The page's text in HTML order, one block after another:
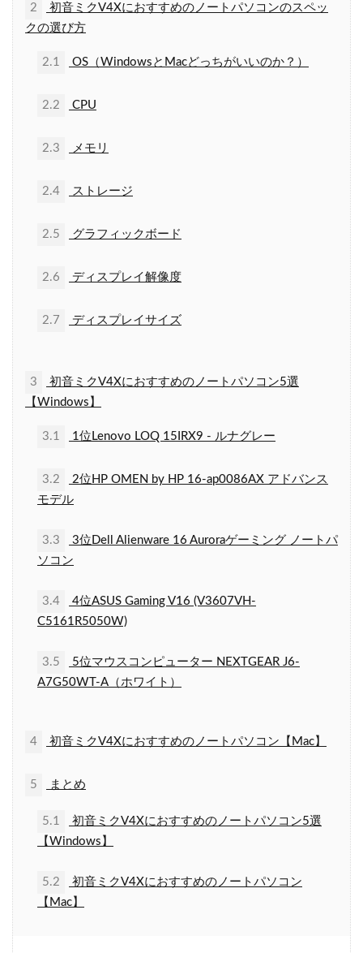
2
初音ミクV4Xにおすすめのノートパソコンのスペッ
クの選び方
2.1 OS（WindowsとMacどっちがいいのか？）
2.2 CPU
2.3 メモリ
2.4 ストレージ
2.5 グラフィックボード
2.6 ディスプレイ解像度
2.7 ディスプレイサイズ
3
初音ミクV4Xにおすすめのノートパソコン5選
【Windows】
3.1 1位Lenovo LOQ 15IRX9 - ルナグレー
3.2
2位HP OMEN by HP 16-ap0086AX アドバンス
モデル
3.3
3位Dell Alienware 16 Auroraゲーミング ノートパ
ソコン
3.4
4位ASUS Gaming V16 (V3607VH-
C5161R5050W)
3.5
5位マウスコンピューター NEXTGEAR J6-
A7G50WT-A（ホワイト）
4 初音ミクV4Xにおすすめのノートパソコン【Mac】
5 まとめ
5.1
初音ミクV4Xにおすすめのノートパソコン5選
【Windows】
5.2
初音ミクV4Xにおすすめのノートパソコン
【Mac】